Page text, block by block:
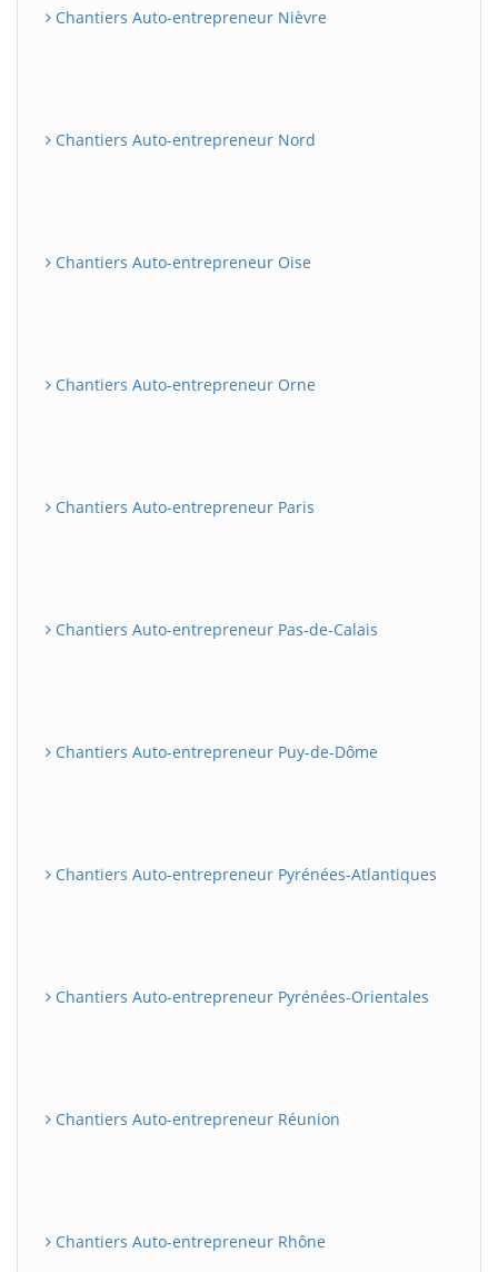
Chantiers Auto-entrepreneur Nièvre
Chantiers Auto-entrepreneur Nord
Chantiers Auto-entrepreneur Oise
Chantiers Auto-entrepreneur Orne
Chantiers Auto-entrepreneur Paris
Chantiers Auto-entrepreneur Pas-de-Calais
Chantiers Auto-entrepreneur Puy-de-Dôme
Chantiers Auto-entrepreneur Pyrénées-Atlantiques
Chantiers Auto-entrepreneur Pyrénées-Orientales
Chantiers Auto-entrepreneur Réunion
Chantiers Auto-entrepreneur Rhône